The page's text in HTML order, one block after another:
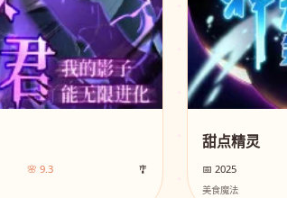
🌸 9.3 🎐
甜点精灵
📅 2025
美食魔法